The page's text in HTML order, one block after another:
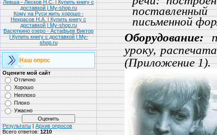
Левша - Лесков Н.С. | Купить книгу с
доставкой | My-shop.ru
Кому на Руси жить хорошо -
Некрасов Н.А. | Купить книгу с
доставкой | My-shop.ru
Васюткино озеро - Астафьев Виктор
| Купить книгу с доставкой | My-
shop.ru
Наш опрос
Оцените мой сайт
Отлично
Хорошо
Неплохо
Плохо
Ужасно
Результаты|Архив опросов
Всего ответов:1210
письменной
Оборудование:
уроку,
(Приложение 1).